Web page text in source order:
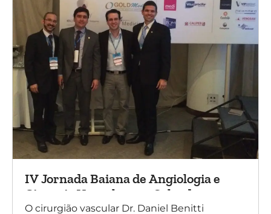
IV Jornada Baiana de Angiologia e
Cirurgia Vascular, em Salvador
O cirurgião vascular Dr. Daniel Benitti